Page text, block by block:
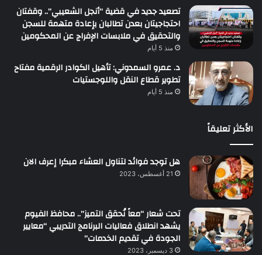
تصعيد جديد في قضية “أنجل الشعيبي”.. وقفتان
احتجاجيتان بعدن تطالبان بإعادة متهمة للسجن
والتحقيق في ملابسات الإفراج عن المحكومين
منذ 5 أيام
د. عمرو السمدوني: تأهيل الكوادر الرقمية مفتاح
تطوير قطاع النقل واللوجستيات
منذ 5 أيام
الأكثر تعليقاً
هل توجد فوائد لتناول العشاء مبكرا إعرف الان
21 أغسطس، 2023
تحت شعار “معاً نُحقق التميز”.. محافظ الفيوم
يشهد انطلاق فعاليات البرنامج التدريبي “معايير
الجودة في تقديم الخدمات”
3 ديسمبر، 2023